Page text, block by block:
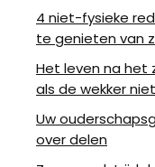
4 niet-fysieke
te genieten van
Het leven na het
als de wekker
Uw
over delen